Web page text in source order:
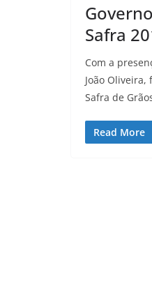
Safra
Com a
João
Safra de
Read More